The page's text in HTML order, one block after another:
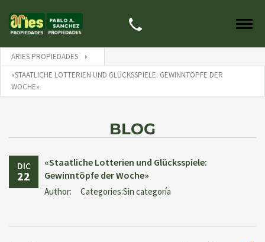
ARIES PROPIEDADES
«STAATLICHE LOTTERIEN UND GLÜCKSSPIELE: GEWINNTÖPFE DER
WOCHE»
BLOG
DIC
22
«Staatliche Lotterien und Glücksspiele:
Gewinntöpfe der Woche»
Author: Categories:Sin categoría